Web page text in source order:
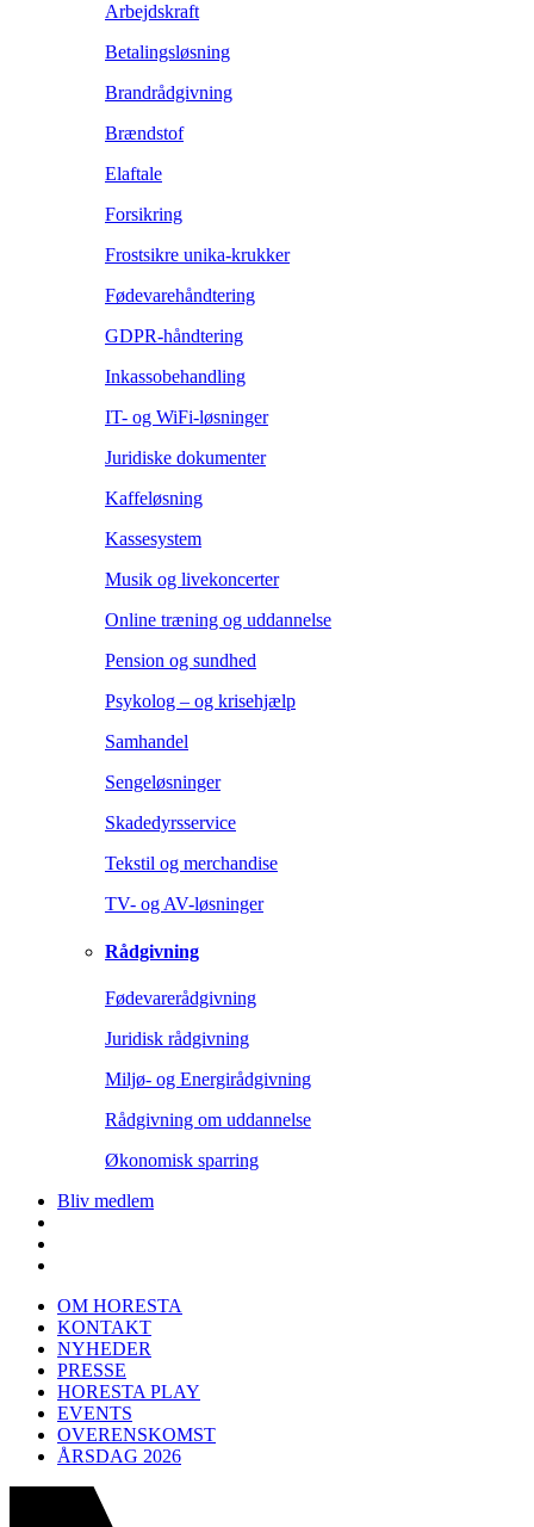
Arbejdskraft
Betalingsløsning
Brandrådgivning
Brændstof
Elaftale
Forsikring
Frostsikre unika-krukker
Fødevarehåndtering
GDPR-håndtering
Inkassobehandling
IT- og WiFi-løsninger
Juridiske dokumenter
Kaffeløsning
Kassesystem
Musik og livekoncerter
Online træning og uddannelse
Pension og sundhed
Psykolog – og krisehjælp
Samhandel
Sengeløsninger
Skadedyrsservice
Tekstil og merchandise
TV- og AV-løsninger
Rådgivning
Fødevarerådgivning
Juridisk rådgivning
Miljø- og Energirådgivning
Rådgivning om uddannelse
Økonomisk sparring
Bliv medlem
OM HORESTA
KONTAKT
NYHEDER
PRESSE
HORESTA PLAY
EVENTS
OVERENSKOMST
ÅRSDAG 2026